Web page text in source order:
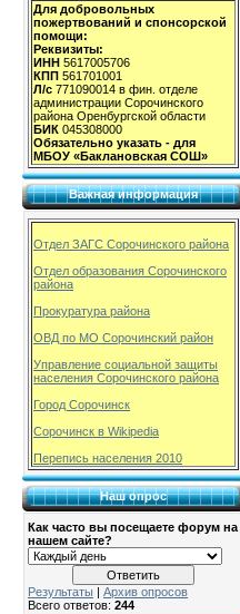
Для добровольных
пожертвований и спонсорской
помощи:
Реквизиты:
ИНН 5617005706
КПП 561701001
Л/с 771090014 в фин. отделе
администрации Сорочинского
района Оренбургской области
БИК 045308000
Обязательно указать - для
МБОУ «Баклановская СОШ»
Важная информация
Отдел ЗАГС Сорочинского района
Отдел образования Сорочинского
района
Прокуратура района
ОВД по МО Сорочинский район
Управление социальной защиты
населения Сорочинского района
Город Сорочинск
Сорочинск в Wikipedia
Перепись населения 2010
Наш опрос
Как часто вы посещаете форум на
нашем сайте?
Результаты
Архив опросов
Всего ответов: 244